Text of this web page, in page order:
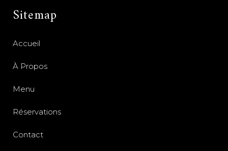
Sitemap
Accueil
À Propos
Menu
Réservations
Contact